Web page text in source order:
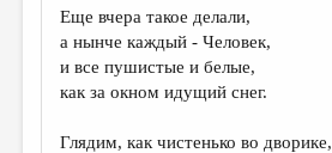
Еще вчера такое делали,
а нынче каждый - Человек,
и все пушистые и белые,
как за окном идущий снег.
Глядим, как чистенько во дворике,